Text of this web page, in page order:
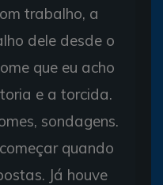
trabalho, a
dele desde o
que eu acho
e a torcida.
sondagens.
quando
Já houve